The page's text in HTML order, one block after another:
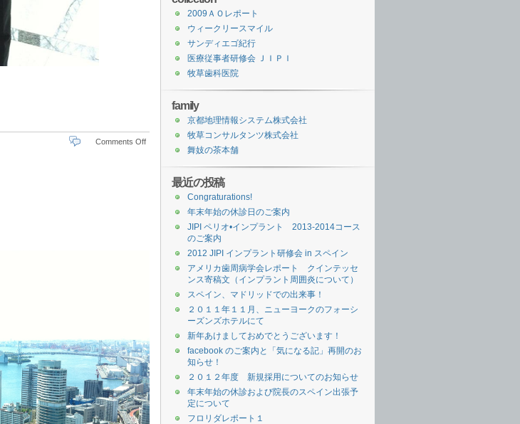
Comments Off
2009ＡＯレポート
ウィークリースマイル
サンディエゴ紀行
医療従事者研修会 ＪＩＰＩ
牧草歯科医院
family
京都地理情報システム株式会社
牧草コンサルタンツ株式会社
舞妓の茶本舗
最近の投稿
Congraturations!
年末年始の休診日のご案内
JIPI ペリオ•インプラント 2013-2014コース
のご案内
2012 JIPI インプラント研修会 in スペイン
アメリカ歯周病学会レポート クインテッセ
ンス寄稿文（インプラント周囲炎について）
スペイン、マドリッドでの出来事！
２０１１年１１月、ニューヨークのフォーシ
ーズンズホテルにて
新年あけましておめでとうございます！
facebook のご案内と「気になる記」再開のお
知らせ！
２０１２年度 新規採用についてのお知らせ
年末年始の休診および院長のスペイン出張予
定について
フロリダレポート１